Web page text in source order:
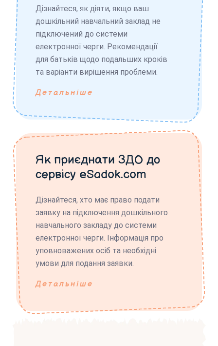
Дізнайтеся, як діяти, якщо ваш
дошкільний навчальний заклад не
підключений до системи
електронної черги. Рекомендації
для батьків щодо подальших кроків
та варіанти вирішення проблеми.
Детальніше
Як приєднати ЗДО до
сервісу eSadok.com
Дізнайтеся, хто має право подати
заявку на підключення дошкільного
навчального закладу до системи
електронної черги. Інформація про
уповноважених осіб та необхідні
умови для подання заявки.
Детальніше